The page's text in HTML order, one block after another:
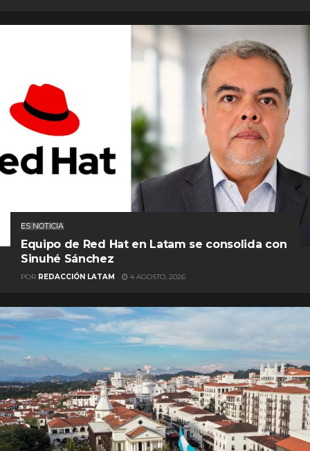
ES NOTICIA
Equipo de Red Hat en Latam se consolida con
Sinuhé Sánchez
POR REDACCIÓN LATAM 4 AGOSTO, 2026